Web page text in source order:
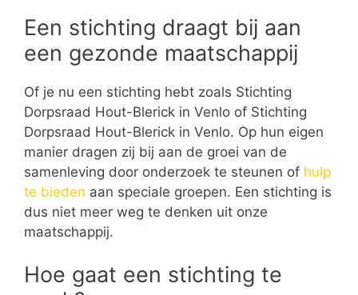
Een stichting draagt bij aan
een gezonde maatschappij
Of je nu een stichting hebt zoals Stichting
Dorpsraad Hout-Blerick in Venlo of Stichting
Dorpsraad Hout-Blerick in Venlo. Op hun eigen
manier dragen zij bij aan de groei van de
samenleving door onderzoek te steunen of hulp
te bieden aan speciale groepen. Een stichting is
dus niet meer weg te denken uit onze
maatschappij.
Hoe gaat een stichting te